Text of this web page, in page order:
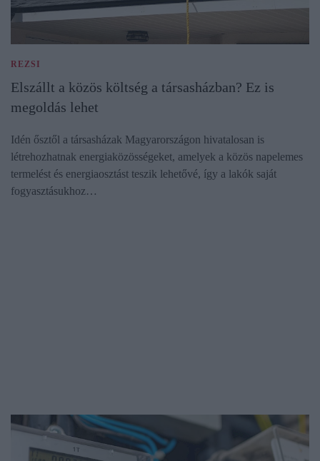
REZSI
Elszállt a közös költség a társasházban? Ez is
megoldás lehet
Idén ősztől a társasházak Magyarországon hivatalosan is
létrehozhatnak energiaközösségeket, amelyek a közös napelemes
termelést és energiaosztást teszik lehetővé, így a lakók saját
fogyasztásukhoz…